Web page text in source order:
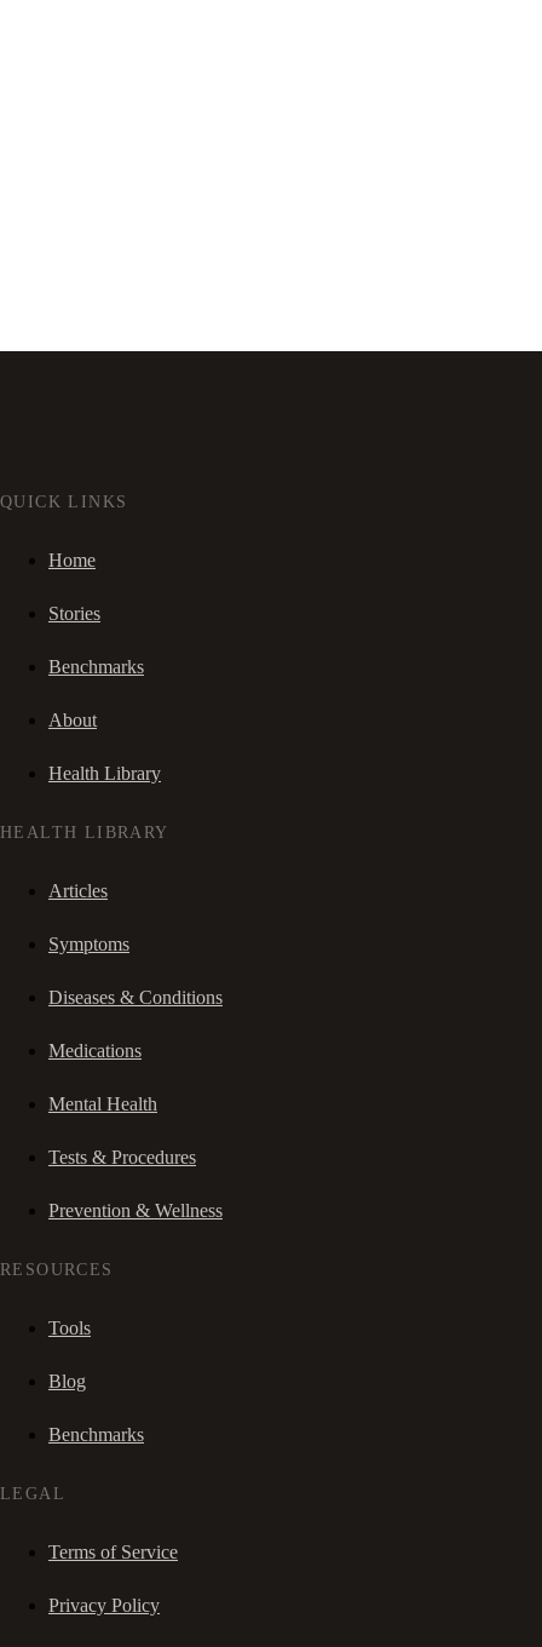
QUICK LINKS
Home
Stories
Benchmarks
About
Health Library
HEALTH LIBRARY
Articles
Symptoms
Diseases & Conditions
Medications
Mental Health
Tests & Procedures
Prevention & Wellness
RESOURCES
Tools
Blog
Benchmarks
LEGAL
Terms of Service
Privacy Policy